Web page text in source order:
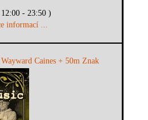
- 23:50 )
informací ...
Caines + 50m Znak